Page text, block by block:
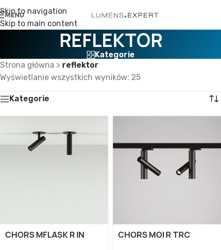
Skip to navigation
Skip to main content
MENU
REFLEKTOR
Kategorie
Strona główna > reflektor
Wyświetlanie wszystkich wyników: 25
Kategorie
CHORS MFLASK R IN CHORS MOI R TRC